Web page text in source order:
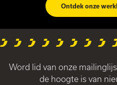
Ontdek onze
Word lid van onze
de hoogte is van